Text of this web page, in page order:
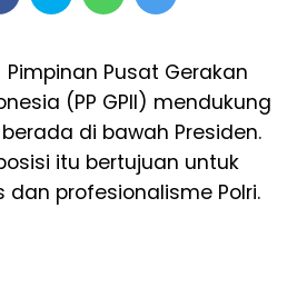
Pimpinan Pusat Gerakan
(PP GPII) mendukung
di bawah Presiden.
itu bertujuan untuk
profesionalisme Polri.